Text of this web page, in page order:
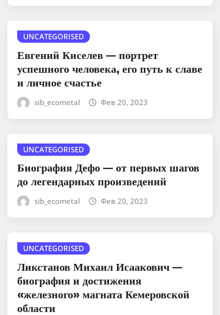
UNCATEGORISED
Евгений Киселев — портрет
успешного человека, его путь к славе
и личное счастье
sib_ecometal Фев 20, 2023
UNCATEGORISED
Биография Дефо — от первых шагов
до легендарных произведений
sib_ecometal Фев 20, 2023
UNCATEGORISED
Ликстанов Михаил Исаакович —
биография и достижения
«железного» магната Кемеровской
области